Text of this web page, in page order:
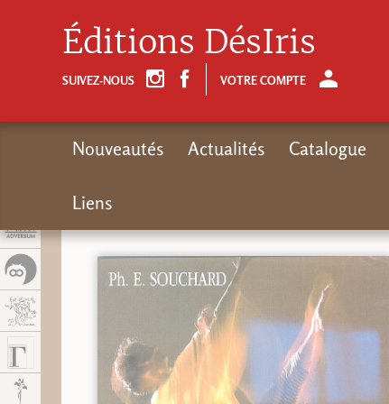
Éditions DésIris
SUIVEZ-NOUS VOTRE COMPTE
Nouveautés Actualités Catalogue
Liens